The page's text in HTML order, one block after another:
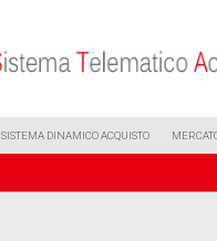
SISTEMA DINAMICO ACQUISTO